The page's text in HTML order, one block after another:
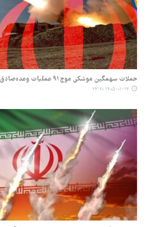
حملات سهمگین موشکی موج ۹۱ عملیات وعده‌صادق۴ به قلب تل آویو و حیفا
۱۴۰۵-۰۱-۱۳ ۲۳:۲۰